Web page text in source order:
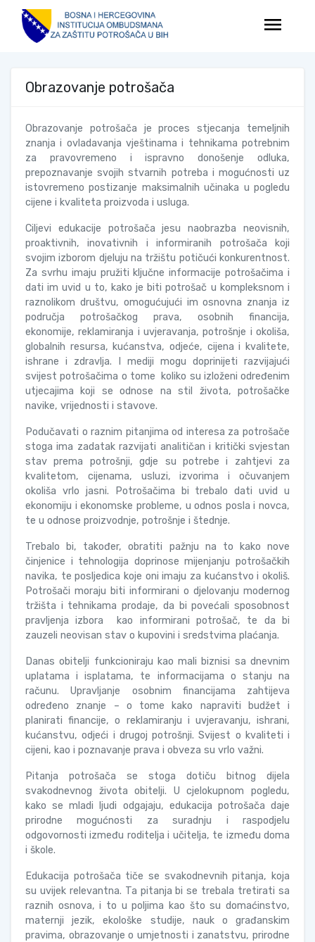
menu
Obrazovanje potrošača
Obrazovanje potrošača je proces stjecanja temeljnih
znanja i ovladavanja vještinama i tehnikama potrebnim
za pravovremeno i ispravno donošenje odluka,
prepoznavanje svojih stvarnih potreba i mogućnosti uz
istovremeno postizanje maksimalnih učinaka u pogledu
cijene i kvaliteta proizvoda i usluga.
Ciljevi edukacije potrošača jesu naobrazba neovisnih,
proaktivnih, inovativnih i informiranih potrošača koji
svojim izborom djeluju na tržištu potičući konkurentnost.
Za svrhu imaju pružiti ključne informacije potrošačima i
dati im uvid u to, kako je biti potrošač u kompleksnom i
raznolikom društvu, omogućujući im osnovna znanja iz
područja potrošačkog prava, osobnih financija,
ekonomije, reklamiranja i uvjeravanja, potrošnje i okoliša,
globalnih resursa, kućanstva, odjeće, cijena i kvalitete,
ishrane i zdravlja. I mediji mogu doprinijeti razvijajući
svijest potrošačima o tome koliko su izloženi određenim
utjecajima koji se odnose na stil života, potrošačke
navike, vrijednosti i stavove.
Podučavati o raznim pitanjima od interesa za potrošače
stoga ima zadatak razvijati analitičan i kritički svjestan
stav prema potrošnji, gdje su potrebe i zahtjevi za
kvalitetom, cijenama, usluzi, izvorima i očuvanjem
okoliša vrlo jasni. Potrošačima bi trebalo dati uvid u
ekonomiju i ekonomske probleme, u odnos posla i novca,
te u odnose proizvodnje, potrošnje i štednje.
Trebalo bi, također, obratiti pažnju na to kako nove
činjenice i tehnologija doprinose mijenjanju potrošačkih
navika, te posljedica koje oni imaju za kućanstvo i okoliš.
Potrošači moraju biti informirani o djelovanju modernog
tržišta i tehnikama prodaje, da bi povećali sposobnost
pravljenja izbora kao informirani potrošač, te da bi
zauzeli neovisan stav o kupovini i sredstvima plaćanja.
Danas obitelji funkcioniraju kao mali biznisi sa dnevnim
uplatama i isplatama, te informacijama o stanju na
računu. Upravljanje osobnim financijama zahtijeva
određeno znanje – o tome kako napraviti budžet i
planirati financije, o reklamiranju i uvjeravanju, ishrani,
kućanstvu, odjeći i drugoj potrošnji. Svijest o kvaliteti i
cijeni, kao i poznavanje prava i obveza su vrlo važni.
Pitanja potrošača se stoga dotiču bitnog dijela
svakodnevnog života obitelji. U cjelokupnom pogledu,
kako se mladi ljudi odgajaju, edukacija potrošača daje
prirodne mogućnosti za suradnju i raspodjelu
odgovornosti između roditelja i učitelja, te između doma
i škole.
Edukacija potrošača tiče se svakodnevnih pitanja, koja
su uvijek relevantna. Ta pitanja bi se trebala tretirati sa
raznih osnova, i to u poljima kao što su domaćinstvo,
maternji jezik, ekološke studije, nauk o građanskim
pravima, obrazovanje o umjetnosti i zanatstvu, prirodne